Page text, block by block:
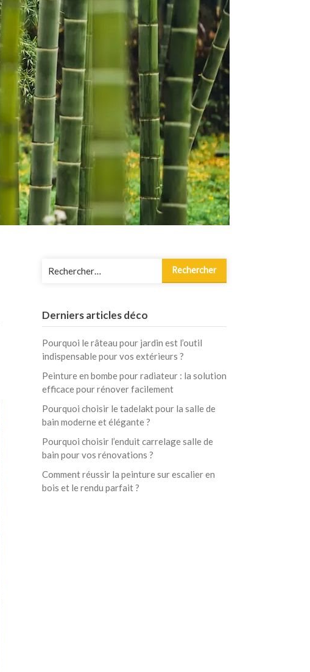
Derniers articles déco
Pourquoi le râteau pour jardin est l’outil
indispensable pour vos extérieurs ?
Peinture en bombe pour radiateur : la solution
efficace pour rénover facilement
Pourquoi choisir le tadelakt pour la salle de
bain moderne et élégante ?
Pourquoi choisir l’enduit carrelage salle de
bain pour vos rénovations ?
Comment réussir la peinture sur escalier en
bois et le rendu parfait ?